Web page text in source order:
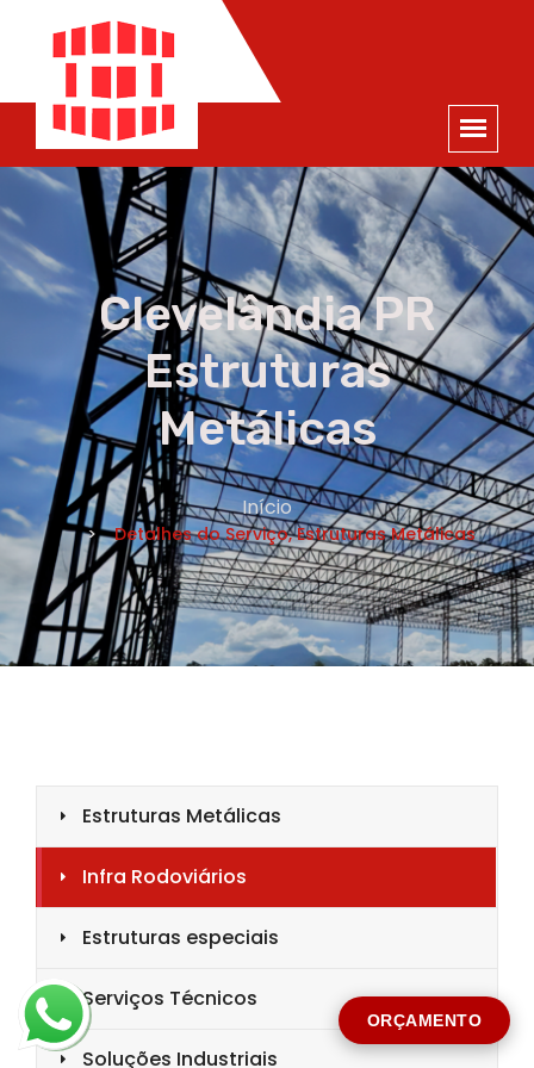
ORÇAMENTO
×
ORÇAMENTO
NOME *
E-MAIL *
TELEFONE *
CIDADE *
MENSAGEM *